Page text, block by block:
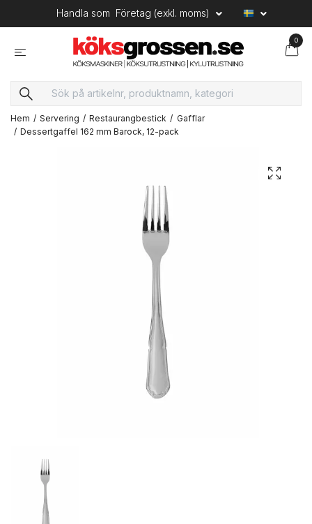
Handla som Företag (exkl. moms)
0
Hem Servering Restaurangbestick
Gafflar
Dessertgaffel 162 mm Barock, 12-pack